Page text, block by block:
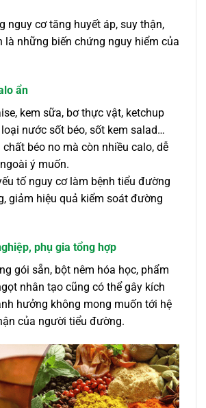
nguy cơ tăng huyết áp, suy thận,
là những biến chứng nguy hiểm của
ẩn
kem sữa, bơ thực vật, ketchup
nước sốt béo, sốt kem salad…
béo no mà còn nhiều calo, dễ
ý muốn.
tố nguy cơ làm bệnh tiểu đường
giảm hiệu quả kiểm soát đường
phụ gia tổng hợp
gói sẵn, bột nêm hóa học, phẩm
nhân tạo cũng có thể gây kích
hưởng không mong muốn tới hệ
của người tiểu đường.